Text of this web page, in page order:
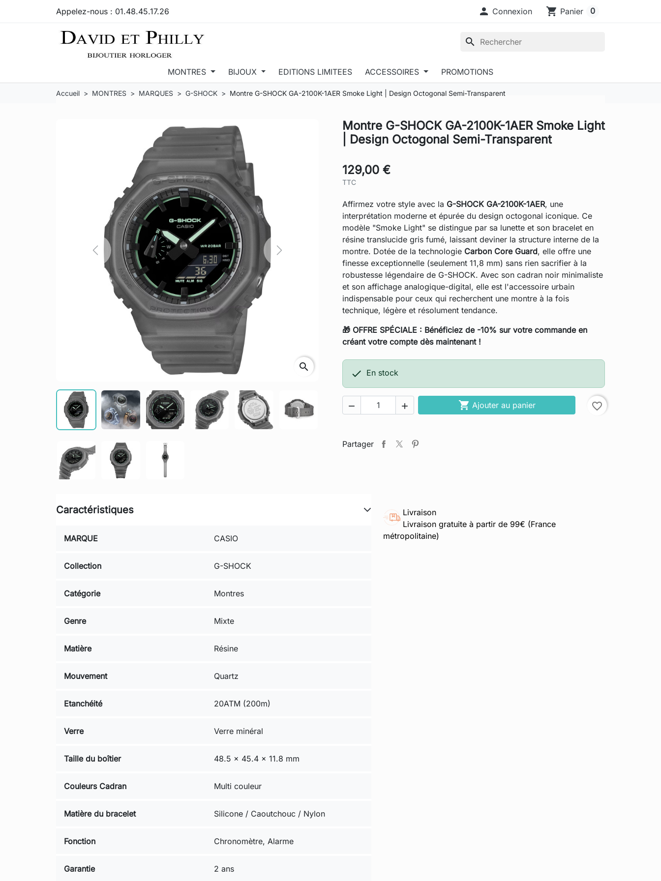
Appelez-nous : 01.48.45.17.26  Connexion shopping_cart Panier 0
search
MONTRES BIJOUX EDITIONS LIMITEES ACCESSOIRES PROMOTIONS
Accueil MONTRES MARQUES G-SHOCK Montre G-SHOCK GA-2100K-1AER Smoke Light | Design Octogonal Semi-Transparent
Previous Next
search
Montre G-SHOCK GA-2100K-1AER Smoke Light
| Design Octogonal Semi-Transparent
129,00 €
TTC
Affirmez votre style avec la G-SHOCK GA-2100K-1AER, une
interprétation moderne et épurée du design octogonal iconique. Ce
modèle "Smoke Light" se distingue par sa lunette et son bracelet en
résine translucide gris fumé, laissant deviner la structure interne de la
montre. Dotée de la technologie Carbon Core Guard, elle offre une
finesse exceptionnelle (seulement 11,8 mm) sans rien sacrifier à la
robustesse légendaire de G-SHOCK. Avec son cadran noir minimaliste
et son affichage analogique-digital, elle est l'accessoire urbain
indispensable pour ceux qui recherchent une montre à la fois
technique, légère et résolument tendance.
🎁 OFFRE SPÉCIALE : Bénéficiez de -10% sur votre commande en
créant votre compte dès maintenant !
 En stock
   Ajouter au panier favorite_border
Partager
Livraison
Livraison gratuite à partir de 99€ (France
métropolitaine)
Caractéristiques
MARQUE CASIO
Collection G-SHOCK
Catégorie Montres
Genre Mixte
Matière Résine
Mouvement Quartz
Etanchéité 20ATM (200m)
Verre Verre minéral
Taille du boîtier 48.5 × 45.4 × 11.8 mm
Couleurs Cadran Multi couleur
Matière du bracelet Silicone / Caoutchouc / Nylon
Fonction Chronomètre, Alarme
Garantie 2 ans